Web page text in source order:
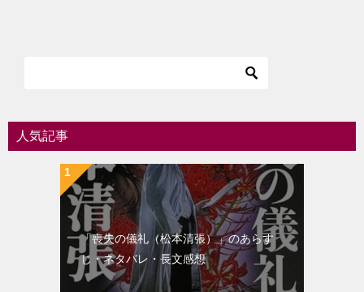
シ人気記事
「喪失の儀礼（松本清張）」のあらす
じ・ネタバレ・長文感想